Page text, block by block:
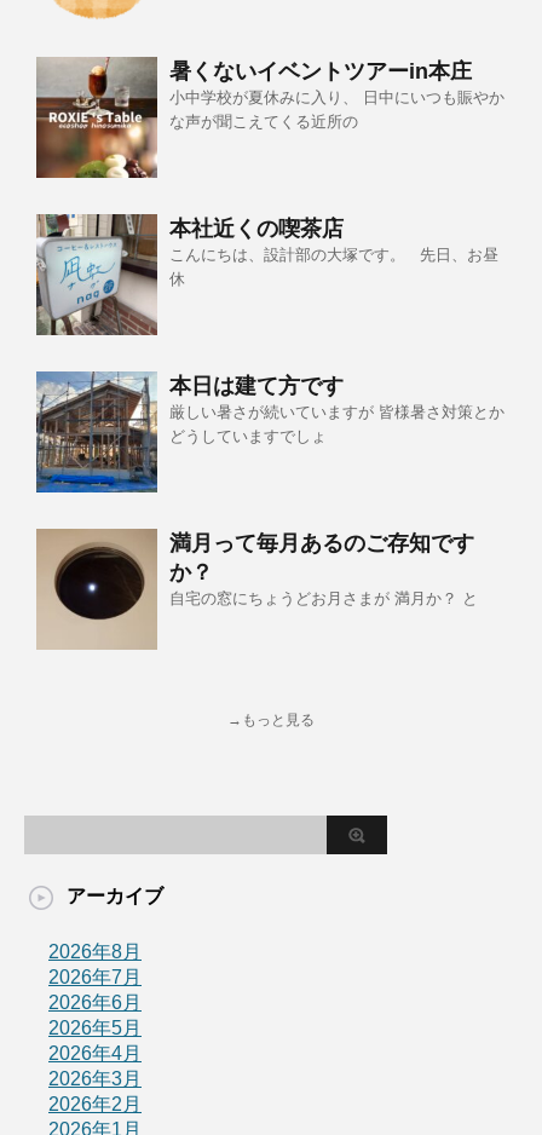
暑くないイベントツアーin本庄
小中学校が夏休みに入り、 日中にいつも賑やか
な声が聞こえてくる近所の
本社近くの喫茶店
こんにちは、設計部の大塚です。 先日、お昼
休
本日は建て方です
厳しい暑さが続いていますが 皆様暑さ対策とか
どうしていますでしょ
満月って毎月あるのご存知です
か？
自宅の窓にちょうどお月さまが 満月か？ と
→もっと見る
アーカイブ
2026年8月
2026年7月
2026年6月
2026年5月
2026年4月
2026年3月
2026年2月
2026年1月